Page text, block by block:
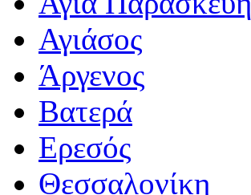
Αγιάσος
Άργενος
Βατερά
Ερεσός
Θεσσαλονίκη